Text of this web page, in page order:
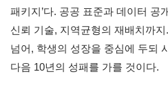
패키지’다. 공공 표준과 데이터 공
신뢰 기술, 지역균형의 재배치까
넘어, 학생의 성장을 중심에 두되
다음 10년의 성패를 가를 것이다.